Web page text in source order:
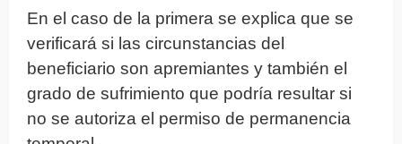
En el caso de la primera se explica que se
verificará si las circunstancias del
beneficiario son apremiantes y también el
grado de sufrimiento que podría resultar si
no se autoriza el permiso de permanencia